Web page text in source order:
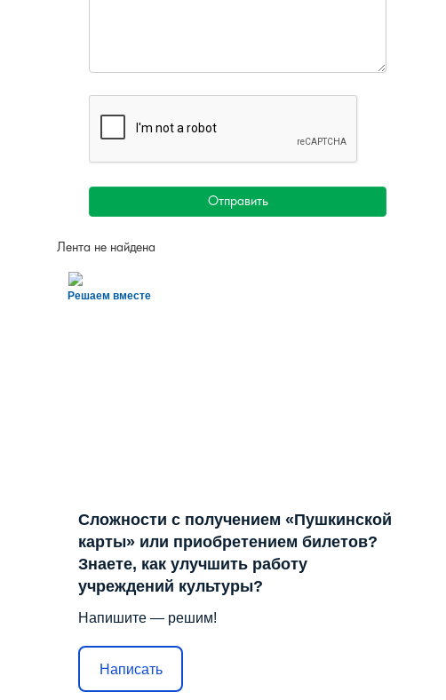
ОБРАТНАЯ СВЯЗЬ
Лента не найдена
Решаем вместе